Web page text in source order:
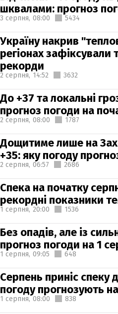
шквалами: прогноз
3 серпня, 08:00 5434
Україну накрив
регіонах зафіксували
рекорди
2 серпня, 14:52 3632
До +37 та локальні
прогноз погоди на
2 серпня, 08:00 1787
Дощитиме лише на
+35: яку погоду
2 серпня, 06:57 2686
Спека на початку
рекордні показники
1 серпня, 20:00 1536
Без опадів, але із
прогноз погоди на 1
1 серпня, 09:05 648
Серпень приніс спеку
погоду прогнозують на
1 серпня, 08:00 838